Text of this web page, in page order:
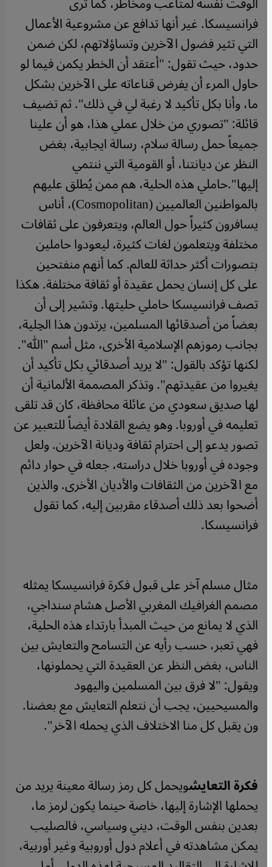
فرانسيسكا. غير أنها تدافع عن مشروعية الأعمال
التي تثير فضول الآخرين وتساؤلاتهم، لكن ضمن
حدود، حيث تقول: "أعتقد أن الخطر يكمن فيما لو
حاول المرء أن يفرض قناعاته على الآخرين بشكل
ما، وأنا بكل تأكيد لا رغبة لي في ذلك". ثم تضيف
قائلة: "تصوري من خلال عملي هذا، هو أن علينا
جميعاً حمل رسالة سلام، رسالة ايجابية، بغض
النظر عن ديانتنا، أو القومية التي ننتمي
إليها".حاملي هذه الحلية، هم ممن يُطلق عليهم
بالمواطنين العالميين (Cosmopolitan)، أناس
يسافرون كثيراً حول العالم، ويتعرفون على ثقافات
مختلفة ويتعلمون لغات كثيرة، ليعودوا حاملين
بتصورات أكثر حداثة للعالم. كما أنهم منفتحين
على كل إنسان يحمل عقيدة أو ثقافة مختلفة. هكذا
تصف فرانسيسكا حاملي حليتها. وتشير إلى أن
بعضاً من أصدقائها المسلمين، يرتدون هذا الحِلية،
بجانب رموزهم الإسلامية الأخرى، مثل أسم "الله".
لكنها تؤكد بالقول: "لا يريد أصدقائي بكل تأكيد أن
يغيروا من عقيدتهم". وتذكر المصممة الألمانية أن
لها صديق سعودي من عائلة محافظة، كان قد تلقى
تعليمه في أوروبا. وهو يضع القلادة أيضاً للتعبير عن
تصور يدعو إلى احترام ثقافة وديانة الآخرين. ولعل
وجوده في أوروبا خلال دراسته، جعله في حوار دائم
مع الآخرين من الثقافات والأديان الأخرى. والذين
أضحوا بعد ذلك أصدقاء مقربين إليه، كما تقول
فرانسيسكا.
مثال مسلم آخر على قبول فكرة فرانسيسكا يمثله
مصمم الغرافيك المغربي الأصل هشام سنداجي،
الذي لا يمانع من حيث المبدأ بارتداء هذه الحلية،
فهي تعبر، حسب رأيه عن التسامح والتعايش بين
الناس، بغض النظر عن العقيدة التي يحملونها،
ويقول: "لا فرق بين المسلمين واليهود
والمسيحيين، يجب أن نتعلم التعايش مع بعضنا.
ون يقبل كل منا الاختلاف الذي يحمله الآخر".
فكرة التعايش​​ويحمل كل رمز رسالة معينة يريد من
يحملها الإشارة إليها، خاصة حينما يكون لرمز ما،
بعدين بنفس الوقت، ديني وسياسي، فالصليب
يمكن مشاهدته في أعلام دول أوروبية وغير أوربية،